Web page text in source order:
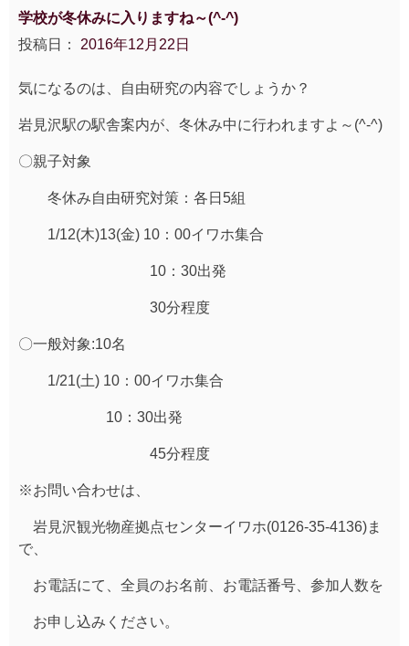
学校が冬休みに入りますね～(^-^)
投稿日： 2016年12月22日
気になるのは、自由研究の内容でしょうか？
岩見沢駅の駅舎案内が、冬休み中に行われますよ～(^-^)
〇親子対象
冬休み自由研究対策：各日5組
1/12(木)13(金) 10：00イワホ集合
10：30出発
30分程度
〇一般対象:10名
1/21(土) 10：00イワホ集合
10：30出発
45分程度
※お問い合わせは、
岩見沢観光物産拠点センターイワホ(0126-35-4136)ま
で、
お電話にて、全員のお名前、お電話番号、参加人数を
お申し込みください。